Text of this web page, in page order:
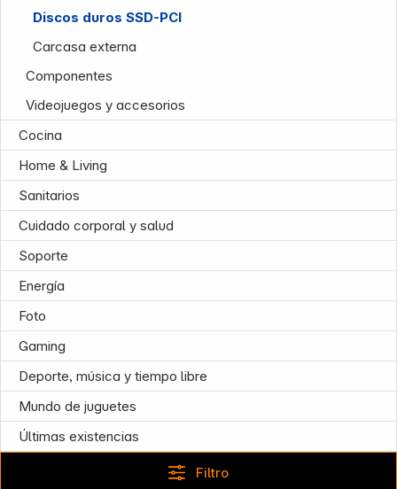
Discos duros SSD-PCI
Carcasa externa
Componentes
Videojuegos y accesorios
Cocina
Home & Living
Sanitarios
Cuidado corporal y salud
Soporte
Energía
Foto
Gaming
Deporte, música y tiempo libre
Mundo de juguetes
Últimas existencias
Filtro
Follow us on